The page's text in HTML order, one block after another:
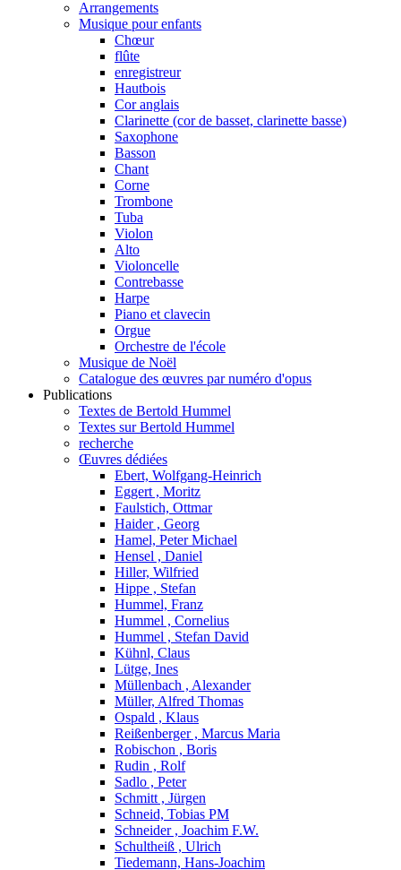
Arrangements
Musique pour enfants
Chœur
flûte
enregistreur
Hautbois
Cor anglais
Clarinette (cor de basset, clarinette basse)
Saxophone
Basson
Chant
Corne
Trombone
Tuba
Violon
Alto
Violoncelle
Contrebasse
Harpe
Piano et clavecin
Orgue
Orchestre de l'école
Musique de Noël
Catalogue des œuvres par numéro d'opus
Publications
Textes de Bertold Hummel
Textes sur Bertold Hummel
recherche
Œuvres dédiées
Ebert, Wolfgang-Heinrich
Eggert , Moritz
Faulstich, Ottmar
Haider , Georg
Hamel, Peter Michael
Hensel , Daniel
Hiller, Wilfried
Hippe , Stefan
Hummel, Franz
Hummel , Cornelius
Hummel , Stefan David
Kühnl, Claus
Lütge, Ines
Müllenbach , Alexander
Müller, Alfred Thomas
Ospald , Klaus
Reißenberger , Marcus Maria
Robischon , Boris
Rudin , Rolf
Sadlo , Peter
Schmitt , Jürgen
Schneid, Tobias PM
Schneider , Joachim F.W.
Schultheiß , Ulrich
Tiedemann, Hans-Joachim